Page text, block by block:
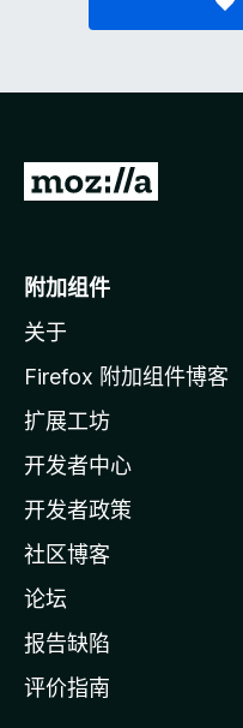
转
o
i
l
a
主
页
附加组件
关于
Firefox 附加组件博客
扩展工坊
开发者中心
开发者政策
社区博客
论坛
报告缺陷
评价指南